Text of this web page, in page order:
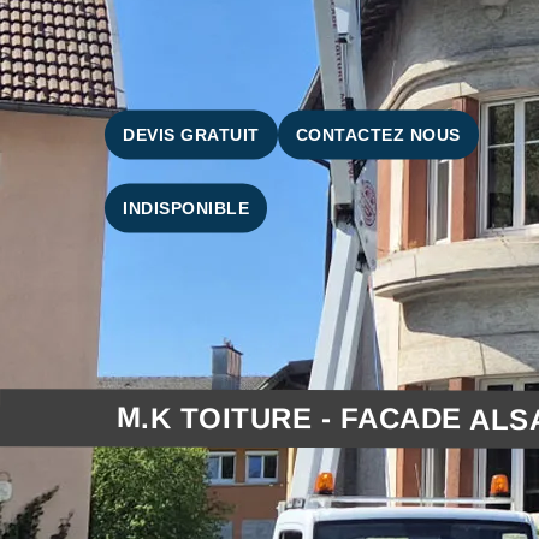
DEVIS GRATUIT CONTACTEZ NOUS
INDISPONIBLE
M.K TOITURE - FACADE